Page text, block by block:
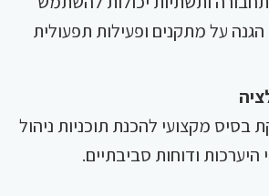
על מתקנים ופעילות תפעולית
מקצועי להכנת תוכניות ניהול
ודוחות סביבתיים.